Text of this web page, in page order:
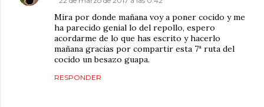
Mira por donde mañana voy a poner cocido y me
ha parecido genial lo del repollo, espero
acordarme de lo que has escrito y hacerlo
mañana gracias por compartir esta 7ª ruta del
cocido un besazo guapa.
RESPONDER